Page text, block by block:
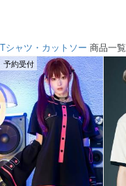
Tシャツ・カットソー 商品一覧
予約受付